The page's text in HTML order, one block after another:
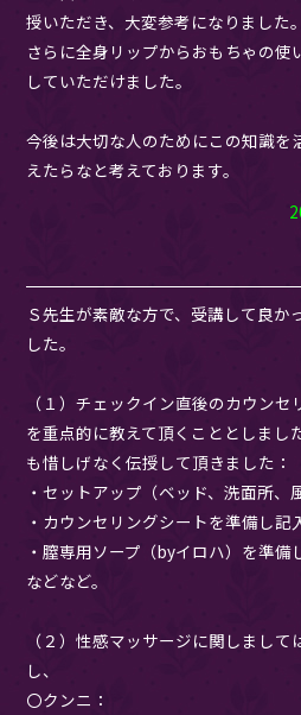
授いただき、大変参考になりました。
さらに全身リップからおもちゃの使
していただけました。
今後は大切な人のためにこの知識を
えたらなと考えております。
Ｓ先生が素敵な方で、受講して良か
した。
（１）チェックイン直後のカウン
を重点的に教えて頂くこととしまし
も惜しげなく伝授して頂きました：
・セットアップ（ベッド、洗面所、
・カウンセリングシートを準備し記
・膣専用ソープ（byイロハ）を準備
などなど。
（２）性感マッサージに関しまし
し、
〇クンニ：